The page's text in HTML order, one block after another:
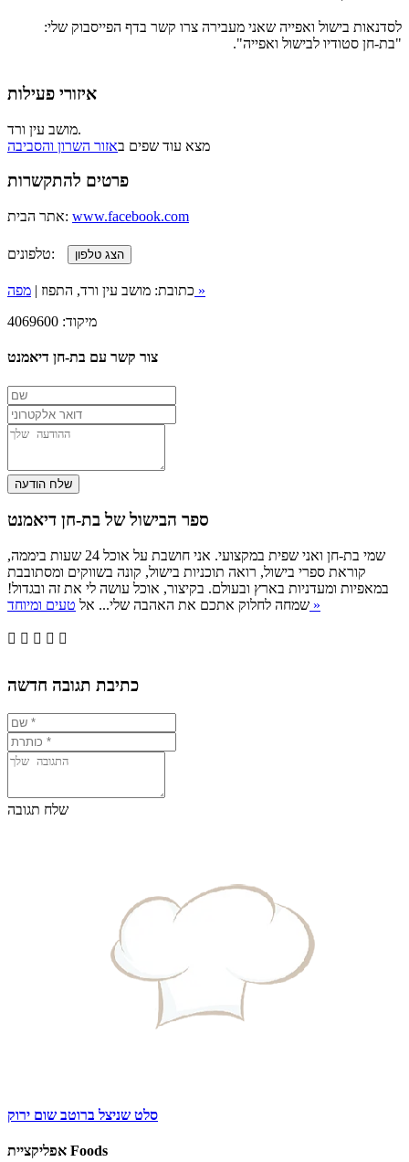
לסדנאות בישול ואפייה שאני מעבירה צרו קשר בדף הפייסבוק שלי:
"בת-חן סטודיו לבישול ואפייה".
איזורי פעילות
מושב עין ורד.
מצא עוד שפים באזור השרון והסביבה
פרטים להתקשרות
אתר הבית: www.facebook.com
טלפונים:
כתובת: מושב עין ורד, התפוז | מפה »
מיקוד: 4069600
צור קשר עם בת-חן דיאמנט
ספר הבישול של בת-חן דיאמנט
שמי בת-חן ואני שפית במקצועי. אני חושבת על אוכל 24 שעות ביממה,
קוראת ספרי בישול, רואה תוכניות בישול, קונה בשווקים ומסתובבת
במאפיות ומעדניות בארץ ובעולם. בקיצור, אוכל עושה לי את זה ובגדול!
שמחה לחלוק אתכם את האהבה שלי... אל טעים ומיוחד »
    
כתיבת תגובה חדשה
שלח תגובה
סלט שניצל ברוטב שום ירוק
אפליקציית Foods